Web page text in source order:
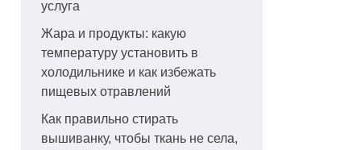
услуга
Жара и продукты: какую
температуру установить в
холодильнике и как избежать
пищевых отравлений
Как правильно стирать
вышиванку, чтобы ткань не села,